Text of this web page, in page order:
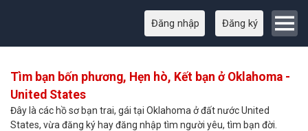
Đăng nhập Đăng ký
Tìm bạn bốn phương, Hẹn hò, Kết bạn ở Oklahoma -
United States
Đây là các hồ sơ bạn trai, gái tại Oklahoma ở đất nước United
States, vừa đăng ký hay đăng nhập tìm người yêu, tìm bạn đời.